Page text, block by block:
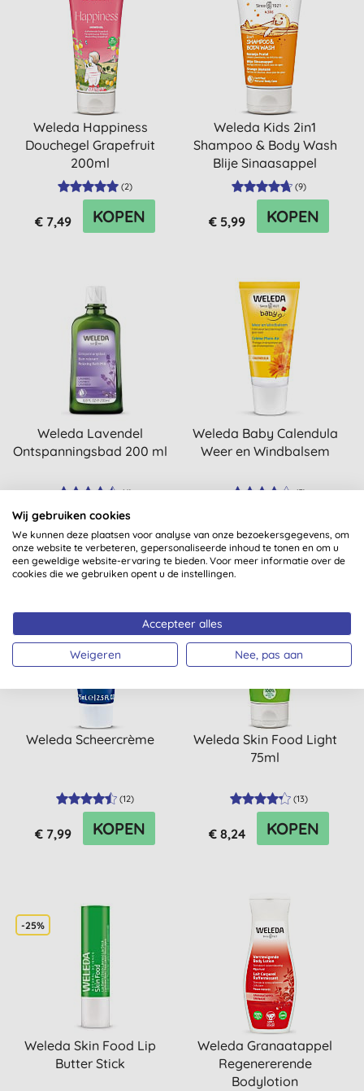
Weleda Happiness
Douchegel Grapefruit
200ml
(2)
€ 7,49 KOPEN
Weleda Kids 2in1
Shampoo & Body Wash
Blije Sinaasappel
(9)
€ 5,99 KOPEN
Weleda Lavendel
Ontspanningsbad 200 ml
(4)
€ 15,99 KOPEN
Weleda Baby Calendula
Weer en Windbalsem
(5)
€ 8,99
Weleda Scheercrème
(12)
€ 7,99 KOPEN
-25%
Weleda Skin Food Light
75ml
(13)
€ 8,24 KOPEN
-25%
Weleda Skin Food Lip
Butter Stick
Weleda Granaatappel
Regenererende
Bodylotion
Wij gebruiken cookies
We kunnen deze plaatsen voor analyse van onze bezoekersgegevens, om
onze website te verbeteren, gepersonaliseerde inhoud te tonen en om u
een geweldige website-ervaring te bieden. Voor meer informatie over de
cookies die we gebruiken opent u de instellingen.
Accepteer alles
Weigeren Nee, pas aan